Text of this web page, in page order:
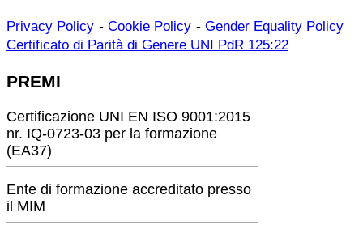
Privacy Policy - Cookie Policy - Gender Equality Policy
Certificato di Parità di Genere UNI PdR 125:22
PREMI
Certificazione UNI EN ISO 9001:2015
nr. IQ-0723-03 per la formazione
(EA37)
Ente di formazione accreditato presso
il MIM